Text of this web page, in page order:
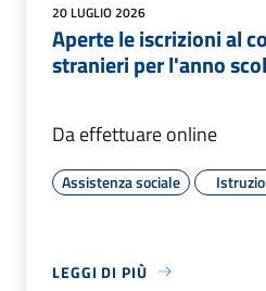
20 LUGLIO 2026
Aperte le iscrizioni al
stranieri per l'anno
Da effettuare online
Assistenza sociale
LEGGI DI PIÙ